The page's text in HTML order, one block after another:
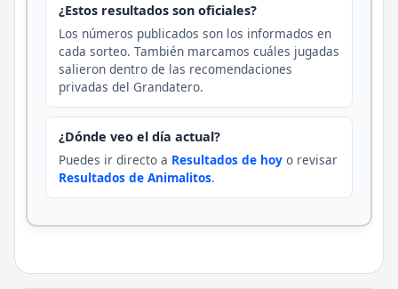
¿Estos resultados son oficiales?
Los números publicados son los informados en
cada sorteo. También marcamos cuáles jugadas
salieron dentro de las recomendaciones
privadas del Grandatero.
¿Dónde veo el día actual?
Puedes ir directo a Resultados de hoy o revisar
Resultados de Animalitos.